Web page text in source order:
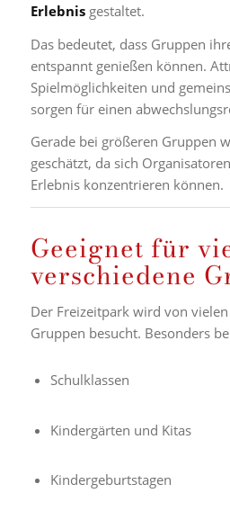
Erlebnisgestaltet.
Das bedeutet, dass Gruppen
entspannt genießen können.
Spielmöglichkeiten und
sorgen für einen
Gerade bei größeren Gruppen
geschätzt, da sich
Erlebnis konzentrieren können.
Geeignet für
verschiedene
Der Freizeitpark wird von
Gruppen besucht. Besonders
Schulklassen
Kindergärten und Kitas
Kindergeburtstagen